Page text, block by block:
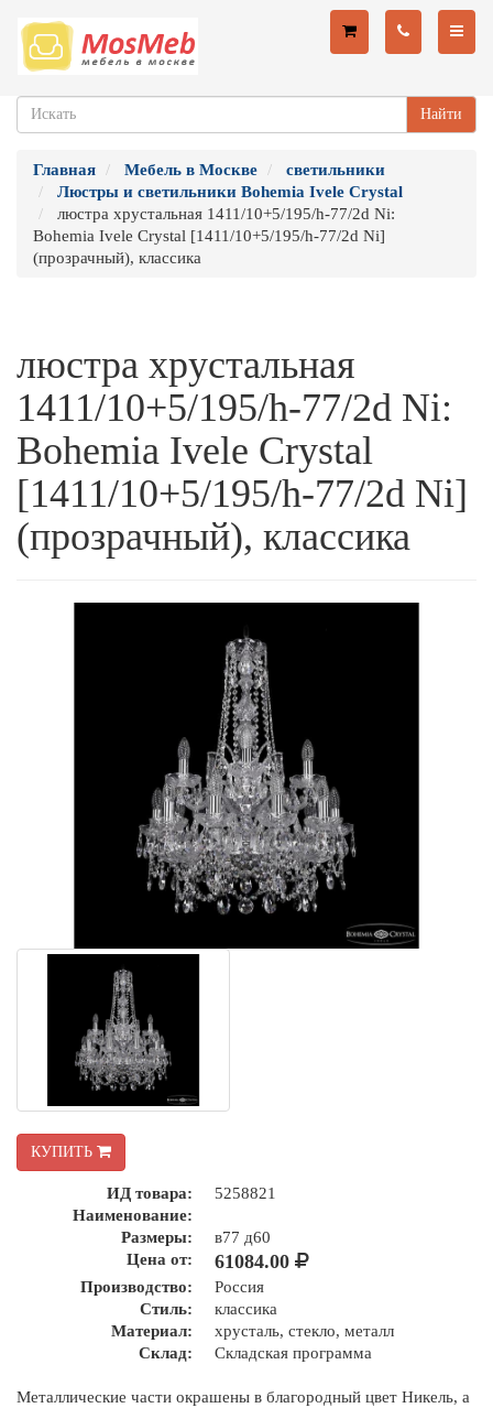
Найти
Главная Мебель в Москве
светильники
Люстры и светильники Bohemia Ivele Crystal
люстра хрустальная 1411/10+5/195/h-77/2d Ni:
Bohemia Ivele Crystal [1411/10+5/195/h-77/2d Ni]
(прозрачный), классика
люстра хрустальная
1411/10+5/195/h-77/2d Ni:
Bohemia Ivele Crystal
[1411/10+5/195/h-77/2d Ni]
(прозрачный), классика
КУПИТЬ
ИД товара:
5258821
Наименование:
Размеры:
в77 д60
Цена от:
61084.00
Производство:
Россия
Стиль:
классика
Материал:
хрусталь, стекло, металл
Склад:
Складская программа
Металлические части окрашены в благородный цвет Никель, а